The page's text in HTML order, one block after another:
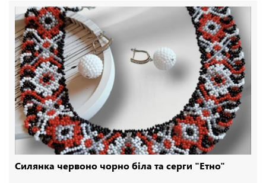
Силянка червоно чорно біла та серги "Етно"